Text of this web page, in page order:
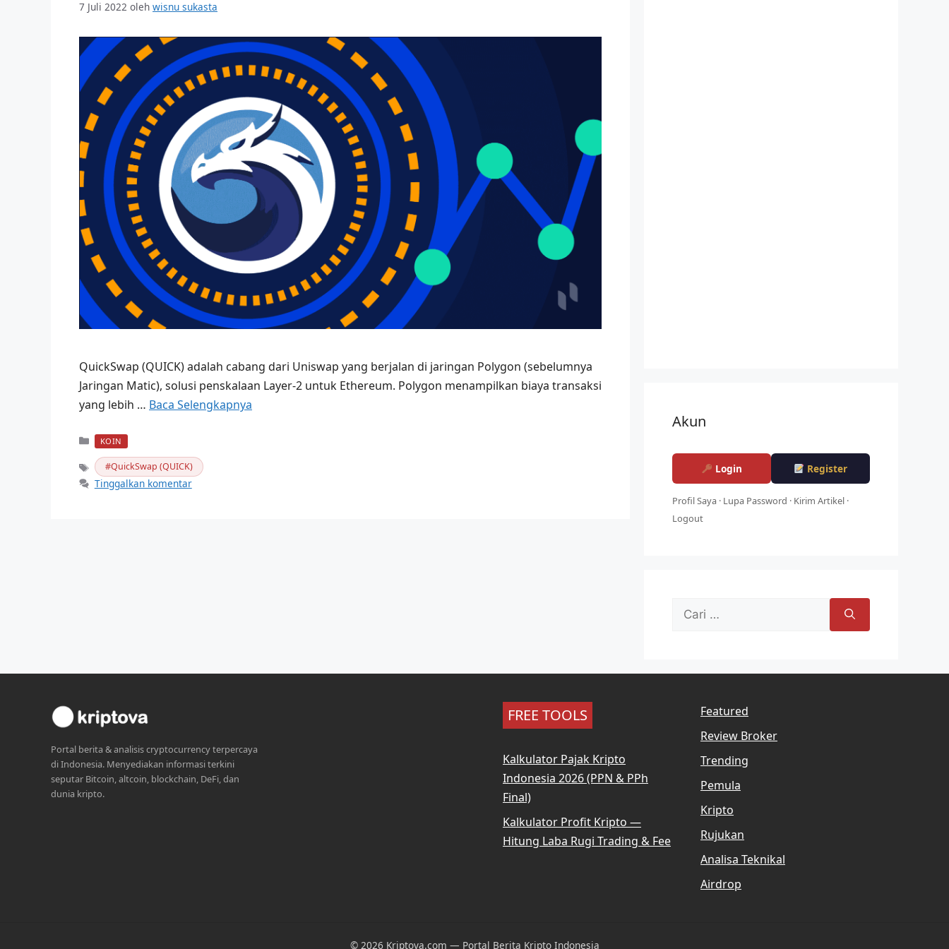
7 Juli 2022 oleh wisnu sukasta
QuickSwap (QUICK) adalah cabang dari Uniswap yang berjalan di jaringan Polygon (sebelumnya
Jaringan Matic), solusi penskalaan Layer-2 untuk Ethereum. Polygon menampilkan biaya transaksi
yang lebih … Baca Selengkapnya
Kategori
KOIN
Tag QuickSwap (QUICK)
Tinggalkan komentar
Akun
Login Register
Profil Saya · Lupa Password · Kirim Artikel ·
Logout
Cari
Portal berita & analisis cryptocurrency terpercaya
di Indonesia. Menyediakan informasi terkini
seputar Bitcoin, altcoin, blockchain, DeFi, dan
dunia kripto.
FREE TOOLS
Kalkulator Pajak Kripto
Indonesia 2026 (PPN & PPh
Final)
Kalkulator Profit Kripto —
Hitung Laba Rugi Trading & Fee
Featured
Review Broker
Trending
Pemula
Kripto
Rujukan
Analisa Teknikal
Airdrop
© 2026 Kriptova.com — Portal Berita Kripto Indonesia